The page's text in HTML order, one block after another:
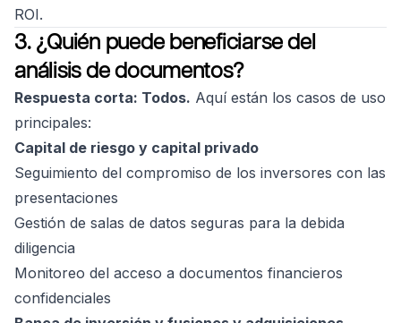
ROI.
3. ¿Quién puede beneficiarse del
análisis de documentos?
Respuesta corta: Todos. Aquí están los casos de uso
principales:
Capital de riesgo y capital privado
Seguimiento del compromiso de los inversores con las
presentaciones
Gestión de salas de datos seguras para la debida
diligencia
Monitoreo del acceso a documentos financieros
confidenciales